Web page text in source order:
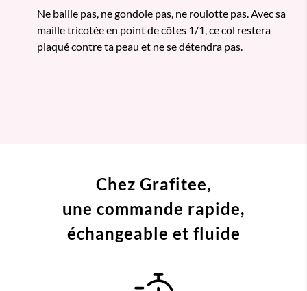
Ne baille pas, ne gondole pas, ne roulotte pas. Avec sa
maille tricotée en point de côtes 1/1, ce col restera
plaqué contre ta peau et ne se détendra pas.
Chez Grafitee,
une commande rapide,
échangeable et fluide